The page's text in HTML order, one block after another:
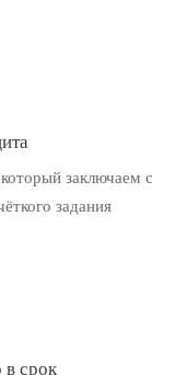
заключаем с
задания
в срок